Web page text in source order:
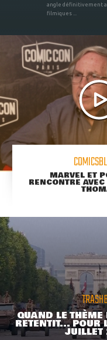
angle définitivement
filmiques ...
MARVEL ET
RENCONTRE
QUAND LE
RETENTIT... POUR